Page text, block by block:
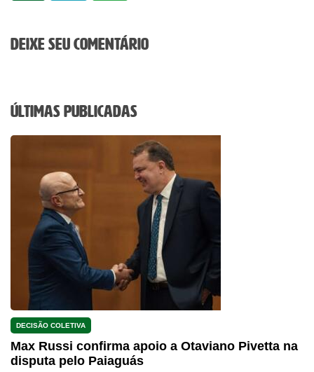
Deixe seu comentário
Últimas Publicadas
DECISÃO COLETIVA
Max Russi confirma apoio a Otaviano Pivetta na
disputa pelo Paiaguás